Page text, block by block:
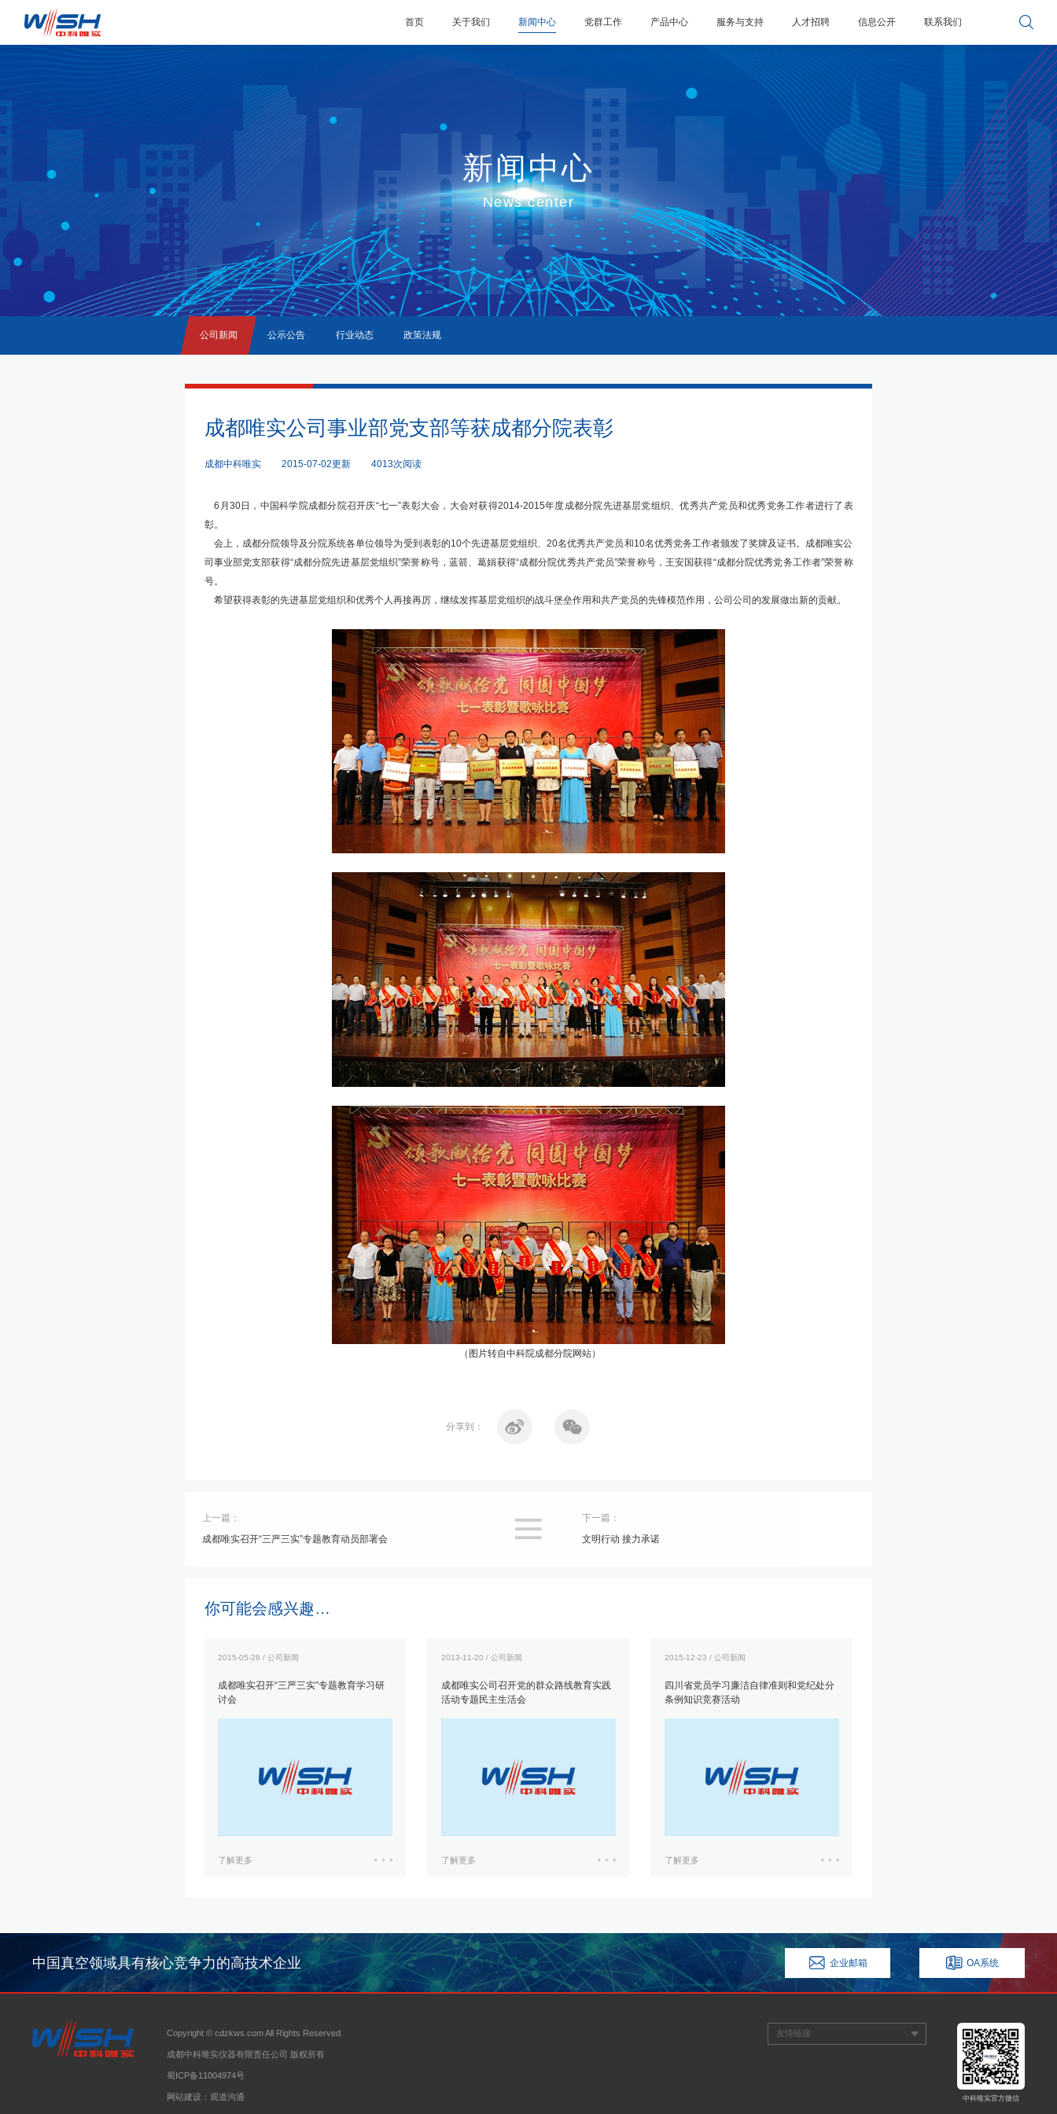

首页 关于我们 新闻中心 党群工作 产品中心 服务与支持 人才招聘 信息公开 联系我们
新闻中心
News center
公司新闻 公示公告 行业动态 政策法规
成都唯实公司事业部党支部等获成都分院表彰
成都中科唯实 2015-07-02更新 4013次阅读
6月30日，中国科学院成都分院召开庆“七一”表彰大会，大会对获得2014-2015年度成都分院先进基层党组织、优秀共产党员和优秀党务工作者进行了表
彰。
会上，成都分院领导及分院系统各单位领导为受到表彰的10个先进基层党组织、20名优秀共产党员和10名优秀党务工作者颁发了奖牌及证书。成都唯实公
司事业部党支部获得“成都分院先进基层党组织”荣誉称号，蓝箭、葛娟获得“成都分院优秀共产党员”荣誉称号，王安国获得“成都分院优秀党务工作者”荣誉称
号。
希望获得表彰的先进基层党组织和优秀个人再接再厉，继续发挥基层党组织的战斗堡垒作用和共产党员的先锋模范作用，公司公司的发展做出新的贡献。
（图片转自中科院成都分院网站）
分享到：
上一篇：
成都唯实召开“三严三实”专题教育动员部署会
下一篇：
文明行动 接力承诺

你可能会感兴趣…
2015-05-28 / 公司新闻
成都唯实召开“三严三实”专题教育学习研
讨会
了解更多
2013-11-20 / 公司新闻
成都唯实公司召开党的群众路线教育实践
活动专题民主生活会
了解更多
2015-12-23 / 公司新闻
四川省党员学习廉洁自律准则和党纪处分
条例知识竞赛活动
了解更多
中国真空领域具有核心竞争力的高技术企业 企业邮箱 OA系统
Copyright © cdzkws.com All Rights Reserved.
成都中科唯实仪器有限责任公司 版权所有
蜀ICP备11004974号
网站建设 ：观道沟通
友情链接
中科唯实官方微信